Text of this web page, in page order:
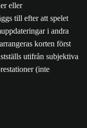
eller
till efter att spelet
i andra
korten först
utifrån subjektiva
(inte